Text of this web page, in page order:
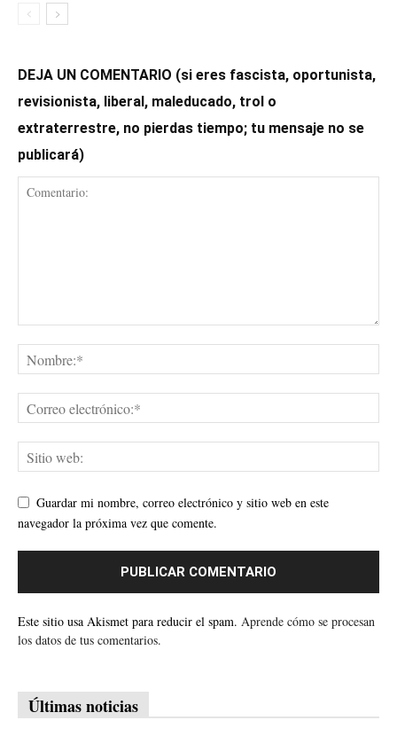
DEJA UN COMENTARIO (si eres fascista, oportunista,
revisionista, liberal, maleducado, trol o
extraterrestre, no pierdas tiempo; tu mensaje no se
publicará)
Guardar mi nombre, correo electrónico y sitio web en este
navegador la próxima vez que comente.
Este sitio usa Akismet para reducir el spam. Aprende cómo se procesan
los datos de tus comentarios.
Últimas noticias